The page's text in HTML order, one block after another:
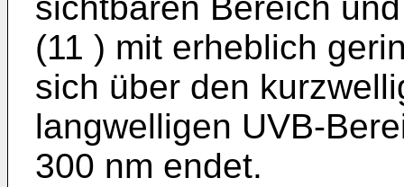
(11 ) mit erheblich
sich über den
langwelligen UVB-
300 nm endet.